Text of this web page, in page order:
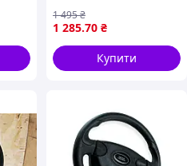
1 285.70 ₴
1 495₴
Купити